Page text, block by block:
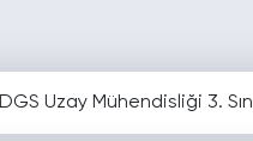
DGS Uzay Mühendisliği 3.